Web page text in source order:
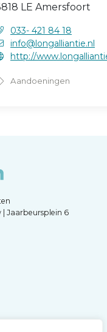
LE Amersfoort
033- 421 84 18
info@longalliantie.nl
http://
Aandoeningen
| Jaarbeursplein 6